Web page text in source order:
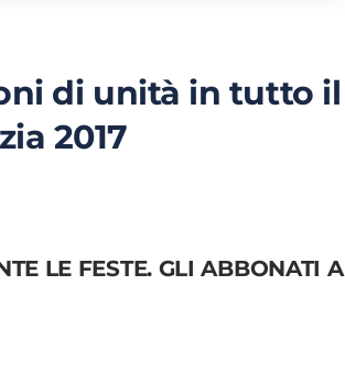
di unità in tutto il
2017
LE FESTE. GLI ABBONATI A